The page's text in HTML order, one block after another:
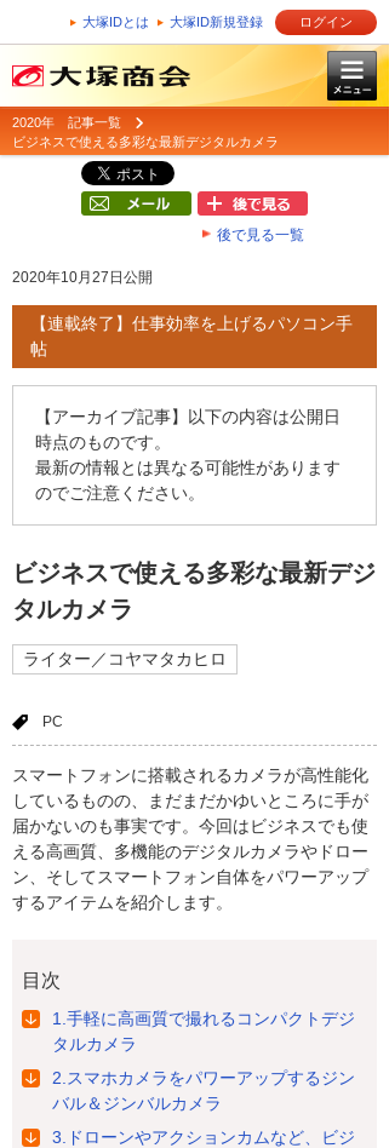
大塚IDとは 大塚ID新規登録 ログイン
2020年 記事一覧
ビジネスで使える多彩な最新デジタルカメラ
後で見る一覧
2020年10月27日公開
【連載終了】仕事効率を上げるパソコン手
帖
【アーカイブ記事】以下の内容は公開日
時点のものです。
最新の情報とは異なる可能性があります
のでご注意ください。
ビジネスで使える多彩な最新デジ
タルカメラ
ライター／コヤマタカヒロ
PC
スマートフォンに搭載されるカメラが高性能化
しているものの、まだまだかゆいところに手が
届かないのも事実です。今回はビジネスでも使
える高画質、多機能のデジタルカメラやドロー
ン、そしてスマートフォン自体をパワーアップ
するアイテムを紹介します。
目次
1.手軽に高画質で撮れるコンパクトデジ
タルカメラ
2.スマホカメラをパワーアップするジン
バル＆ジンバルカメラ
3.ドローンやアクションカムなど、ビジ